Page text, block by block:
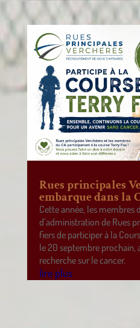
Rues principales
embarque dans la
Cette année, les membres
d’administration de Rues
fiers de participer à la
le 20 septembre prochain,
recherche sur le cancer.
lire plus